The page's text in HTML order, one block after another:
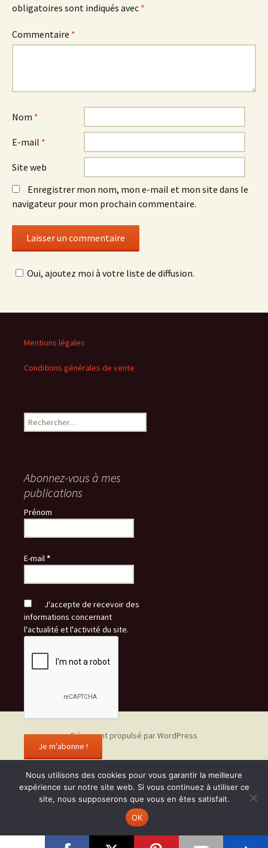
obligatoires sont indiqués avec *
Commentaire *
Nom *
E-mail *
Site web
Enregistrer mon nom, mon e-mail et mon site dans le
navigateur pour mon prochain commentaire.
Oui, ajoutez moi à votre liste de diffusion.
Mentions légales
Conditions générales de vente
Rechercher :
Abonnez-vous à mes
publications
Prénom
E-mail *
J'accepte de recevoir des
informations concernant
l'actualité et l'activité du site.
Fièrement propulsé par WordPress
Nous utilisons des cookies pour vous garantir la meilleure
expérience sur notre site web. Si vous continuez à utiliser ce
site, nous supposerons que vous en êtes satisfait.
OK